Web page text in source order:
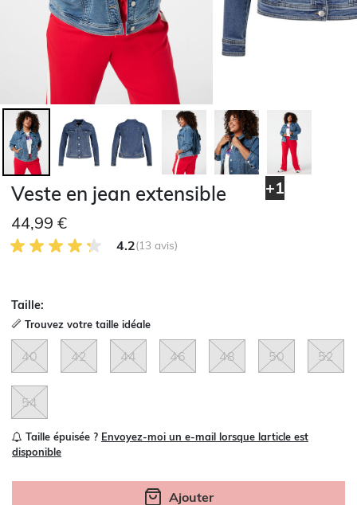
+1
Veste en jean extensible
44,99 €
4.2 sur 5 avis des clients
4.2(13 avis)
Taille:
Trouvez votre taille idéale
40 42 44 46 48 50 52
54
Taille épuisée ? Envoyez-moi un e-mail lorsque larticle est
disponible
Ajouter